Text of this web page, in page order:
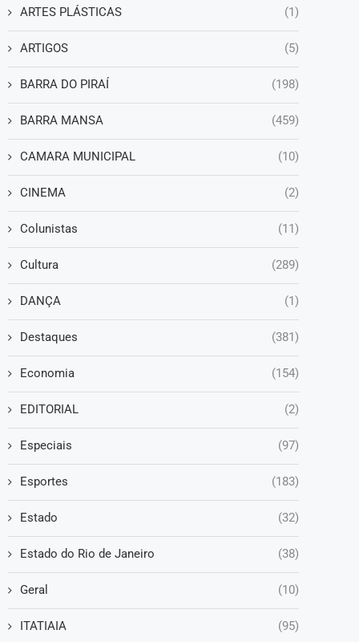
ARTES PLÁSTICAS (1)
ARTIGOS (5)
BARRA DO PIRAÍ (198)
BARRA MANSA (459)
CAMARA MUNICIPAL (10)
CINEMA (2)
Colunistas (11)
Cultura (289)
DANÇA (1)
Destaques (381)
Economia (154)
EDITORIAL (2)
Especiais (97)
Esportes (183)
Estado (32)
Estado do Rio de Janeiro (38)
Geral (10)
ITATIAIA (95)